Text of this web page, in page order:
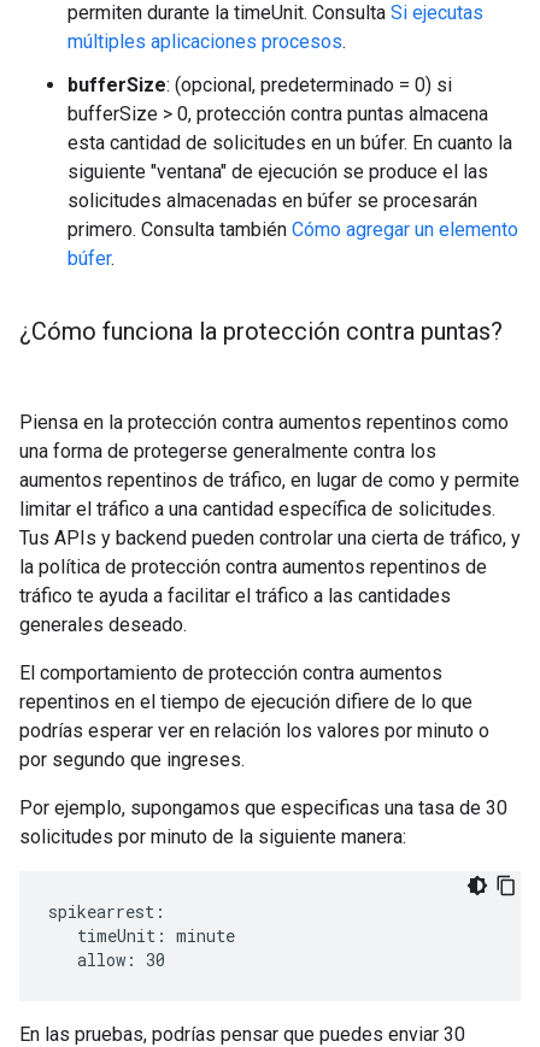
permiten durante la timeUnit. Consulta Si ejecutas
múltiples aplicaciones procesos.
bufferSize: (opcional, predeterminado = 0) si
bufferSize > 0, protección contra puntas almacena
esta cantidad de solicitudes en un búfer. En cuanto la
siguiente "ventana" de ejecución se produce el las
solicitudes almacenadas en búfer se procesarán
primero. Consulta también Cómo agregar un elemento
búfer.
¿Cómo funciona la protección contra puntas?
Piensa en la protección contra aumentos repentinos como
una forma de protegerse generalmente contra los
aumentos repentinos de tráfico, en lugar de como y permite
limitar el tráfico a una cantidad específica de solicitudes.
Tus APIs y backend pueden controlar una cierta de tráfico, y
la política de protección contra aumentos repentinos de
tráfico te ayuda a facilitar el tráfico a las cantidades
generales deseado.
El comportamiento de protección contra aumentos
repentinos en el tiempo de ejecución difiere de lo que
podrías esperar ver en relación los valores por minuto o
por segundo que ingreses.
Por ejemplo, supongamos que especificas una tasa de 30
solicitudes por minuto de la siguiente manera:
spikearrest:
   timeUnit: minute
   allow: 30
En las pruebas, podrías pensar que puedes enviar 30